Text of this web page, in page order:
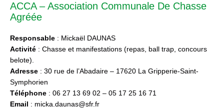
ACCA – Association Communale De Chasse
Agréée
Responsable : Mickaël DAUNAS
Activité : Chasse et manifestations (repas, ball trap, concours
belote).
Adresse : 30 rue de l’Abadaire – 17620 La Gripperie-Saint-
Symphorien
Téléphone : 06 27 13 69 02 – 05 17 25 16 71
Email : micka.daunas@sfr.fr